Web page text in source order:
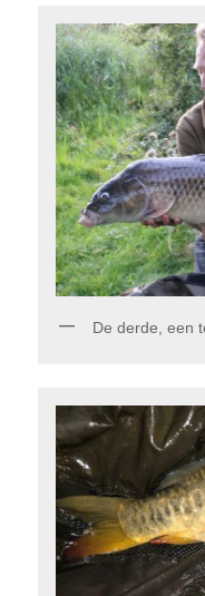
De derde, een